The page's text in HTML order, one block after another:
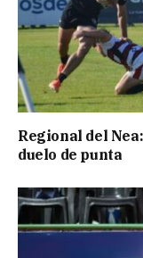
Regional del
duelo de punta